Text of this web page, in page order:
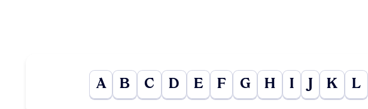
A B C D E F G H I J K L